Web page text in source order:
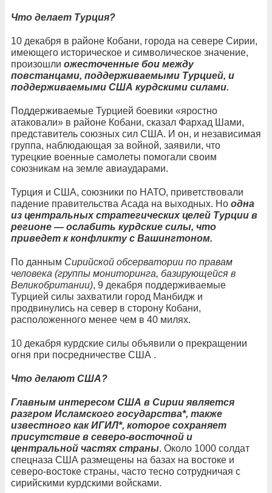
Что делает Турция?
10 декабря в районе Кобани, города на севере Сирии,
имеющего историческое и символическое значение,
произошли ожесточенные бои между
повстанцами, поддерживаемыми Турцией, и
поддерживаемыми США курдскими силами.
Поддерживаемые Турцией боевики «яростно
атаковали» в районе Кобани, сказал Фархад Шами,
представитель союзных сил США. И он, и независимая
группа, наблюдающая за войной, заявили, что
турецкие военные самолеты помогали своим
союзникам на земле авиаударами.
Турция и США, союзники по НАТО, приветствовали
падение правительства Асада на выходных. Но одна
из центральных стратегических целей Турции в
регионе — ослабить курдские силы, что
приведет к конфликту с Вашингтоном.
По данным Сирийской обсерватории по правам
человека (группы мониторинга, базирующейся в
Великобритании), 9 декабря поддерживаемые
Турцией силы захватили город Манбидж и
продвинулись на север в сторону Кобани,
расположенного менее чем в 40 милях.
10 декабря курдские силы объявили о прекращении
огня при посредничестве США .
Что делают США?
Главным интересом США в Сирии является
разгром Исламского государства*, также
известного как ИГИЛ*, которое сохраняет
присутствие в северо-восточной и
центральной частях страны. Около 1000 солдат
спецназа США размещены на базах на востоке и
северо-востоке страны, часто тесно сотрудничая с
сирийскими курдскими войсками.